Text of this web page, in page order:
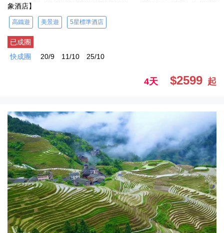
象酒店】
高鐵遊 美景遊 5星標準酒店
已成團
快成團
20/9 11/10 25/10
4天 $2599 起